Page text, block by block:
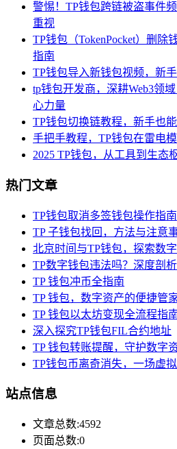
警惕！TP钱包跨链被盗事件
重视
TP钱包（TokenPocket）删除
指南
TP钱包导入新钱包视频，新
tp钱包开发商，深耕Web3领
心力量
TP钱包切换链教程，新手也
手把手教程，TP钱包在雷电
2025 TP钱包，从工具到生态
热门文章
TP钱包取消多签钱包操作指南
TP 子钱包找回，方法与注意
北京时间与TP钱包，探索数
TP数字钱包违法吗？深度剖
TP 钱包冲币全指南
TP 钱包，数字资产的便捷管
TP 钱包以太坊变现全流程指
深入探究TP钱包FIL合约地址
TP 钱包转账提醒，守护数字
TP钱包币离奇消失，一场虚
站点信息
文章总数:4592
页面总数:0